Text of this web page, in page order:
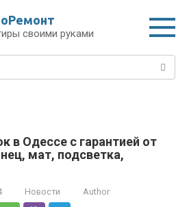
своими руками
в Одессе с гарантией от
мат, подсветка,
Новости Author